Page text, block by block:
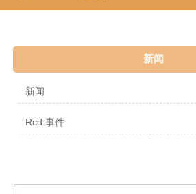
新闻
新闻
Rcd 事件